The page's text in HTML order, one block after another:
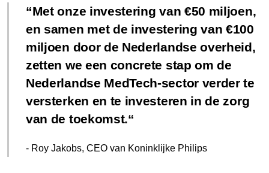
Met onze investering van €50 miljoen,
en samen met de investering van €100
miljoen door de Nederlandse overheid,
zetten we een concrete stap om de
Nederlandse MedTech-sector verder te
versterken en te investeren in de zorg
van de toekomst.
- Roy Jakobs, CEO van Koninklijke Philips